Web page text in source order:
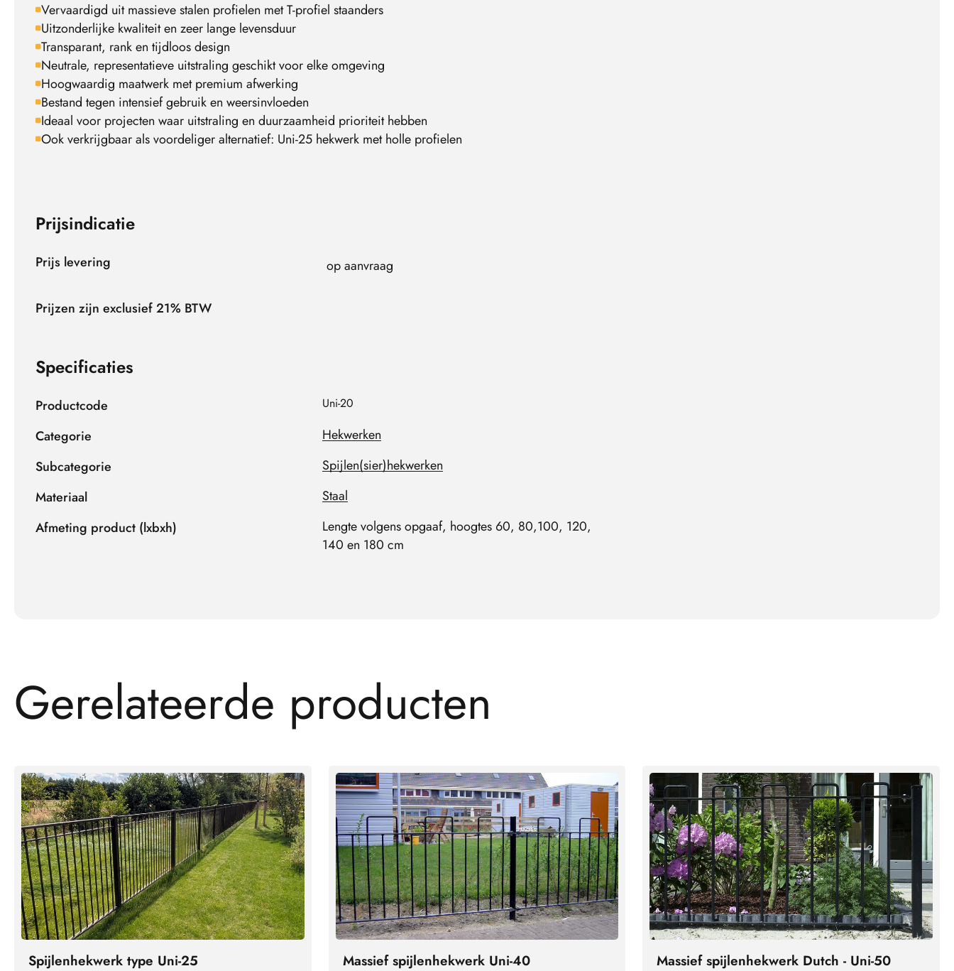
Vervaardigd uit massieve stalen profielen met T-profiel staanders
Uitzonderlijke kwaliteit en zeer lange levensduur
Transparant, rank en tijdloos design
Neutrale, representatieve uitstraling geschikt voor elke omgeving
Hoogwaardig maatwerk met premium afwerking
Bestand tegen intensief gebruik en weersinvloeden
Ideaal voor projecten waar uitstraling en duurzaamheid prioriteit hebben
Ook verkrijgbaar als voordeliger alternatief: Uni-25 hekwerk met holle profielen
Prijsindicatie
Prijs levering op aanvraag
Prijzen zijn exclusief 21% BTW
Specificaties
Productcode Uni-20
Categorie
Hekwerken
Subcategorie
Spijlen(sier)hekwerken
Materiaal
Staal
Afmeting product (lxbxh)
Lengte volgens opgaaf, hoogtes 60, 80,100, 120,
140 en 180 cm
Gerelateerde producten
Spijlenhekwerk type Uni-25 Massief spijlenhekwerk Uni-40 Massief spijlenhekwerk Dutch - Uni-50